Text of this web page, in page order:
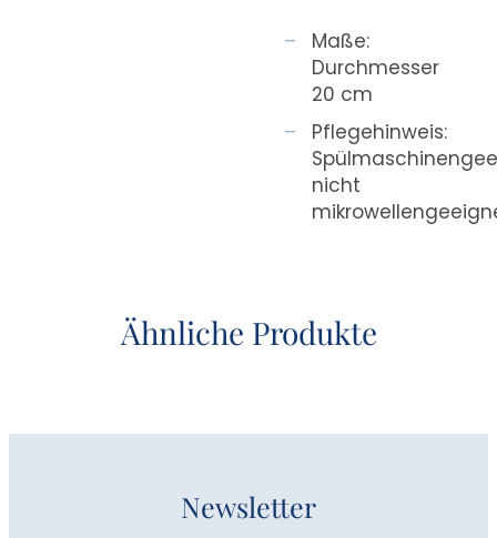
Maße:
Durchmesser
20 cm
Pflegehinweis:
nicht
Ähnliche Produkte
Newsletter